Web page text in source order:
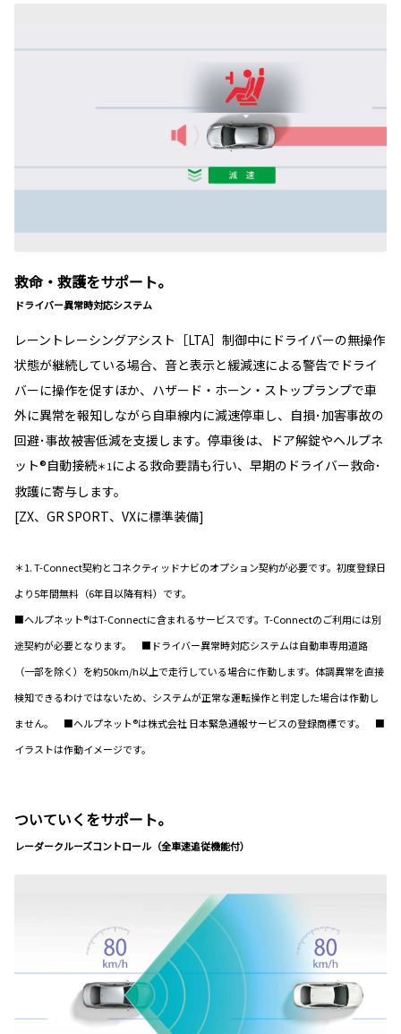
救命・救護をサポート。
ドライバー異常時対応システム
レーントレーシングアシスト［LTA］制御中にドライバーの無操作
状態が継続している場合、音と表示と緩減速による警告でドライ
バーに操作を促すほか、ハザード・ホーン・ストップランプで車
外に異常を報知しながら自車線内に減速停車し、自損･加害事故の
回避･事故被害低減を支援します。停車後は、ドア解錠やヘルプネ
ット®自動接続＊1 による救命要請も行い、早期のドライバー救命･
救護に寄与します。
[ZX、GR SPORT、VXに標準装備]
＊1. T-Connect契約とコネクティッドナビのオプション契約が必要です。初度登録日
より5年間無料（6年目以降有料）です。
■ヘルプネット®はT-Connectに含まれるサービスです。T-Connectのご利用には別
途契約が必要となります。 ■ドライバー異常時対応システムは自動車専用道路
（一部を除く）を約50km/h以上で走行している場合に作動します。体調異常を直接
検知できるわけではないため、システムが正常な運転操作と判定した場合は作動し
ません。 ■ヘルプネット®は株式会社 日本緊急通報サービスの登録商標です。 ■
イラストは作動イメージです。
ついていくをサポート。
レーダークルーズコントロール（全車速追従機能付）